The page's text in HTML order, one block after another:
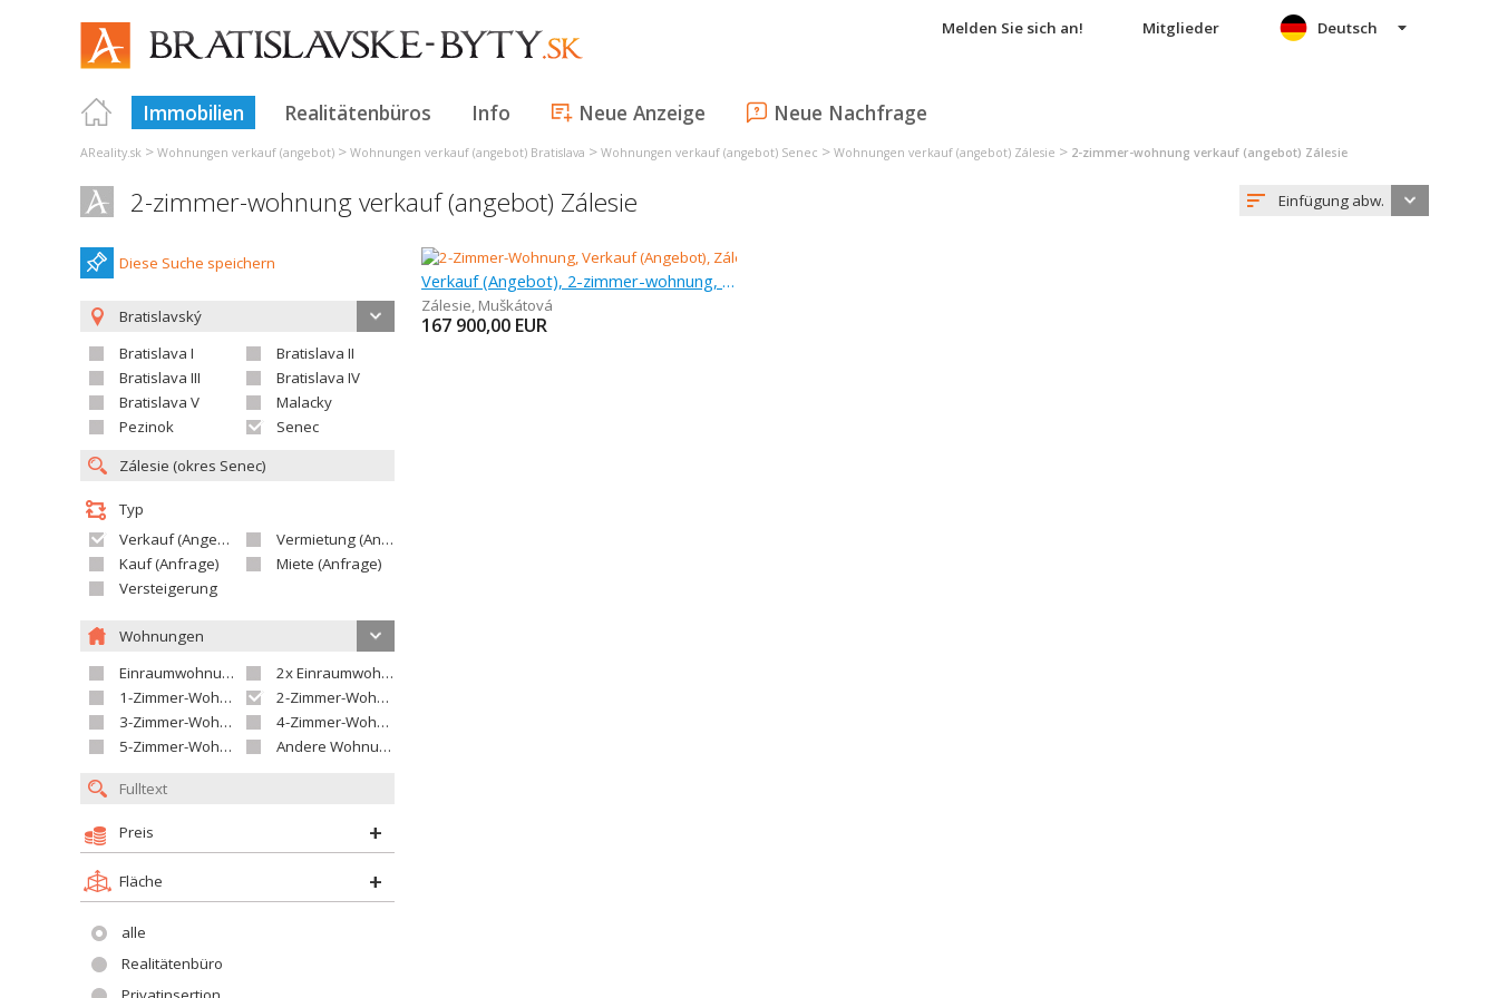
Melden Sie sich an! Mitglieder
Immobilien Realitätenbüros Info Neue Anzeige Neue Nachfrage
Deutsch
AReality.sk > Wohnungen verkauf (angebot) > Wohnungen verkauf (angebot) Bratislava > Wohnungen verkauf (angebot) Senec > Wohnungen verkauf (angebot) Zálesie > 2-zimmer-wohnung verkauf (angebot) Zálesie
2-zimmer-wohnung verkauf (angebot) Zálesie Einfügung abw.
Diese Suche speichern
Bratislavský
Bratislava I
Bratislava II
Bratislava III
Bratislava IV
Bratislava V
Malacky
Pezinok
Senec
Typ
Verkauf (Angebot)
Vermietung (Angebot)
Kauf (Anfrage)
Miete (Anfrage)
Versteigerung
Wohnungen
Einraumwohnung
2x Einraumwohnung
1-Zimmer-Wohnung
2-Zimmer-Wohnung
3-Zimmer-Wohnung
4-Zimmer-Wohnung
5-Zimmer-Wohnung und größer
Andere Wohnung
Preis
Fläche
alle
Realitätenbüro
Verkauf (Angebot), 2-zimmer-wohnung, 50,33 m
Zálesie, Muškátová
167 900,00 EUR